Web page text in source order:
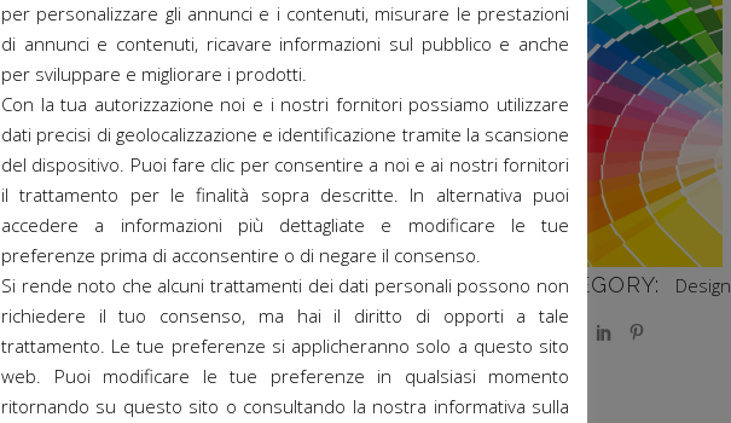
Available in all
RAL finishes on
request
CATEGORY: Design
per personalizzare gli annunci e i contenuti, misurare le prestazioni
di annunci e contenuti, ricavare informazioni sul pubblico e anche
per sviluppare e migliorare i prodotti.
Con la tua autorizzazione noi e i nostri fornitori possiamo utilizzare
dati precisi di geolocalizzazione e identificazione tramite la scansione
del dispositivo. Puoi fare clic per consentire a noi e ai nostri fornitori
il trattamento per le finalità sopra descritte. In alternativa puoi
accedere a informazioni più dettagliate e modificare le tue
preferenze prima di acconsentire o di negare il consenso.
Si rende noto che alcuni trattamenti dei dati personali possono non
richiedere il tuo consenso, ma hai il diritto di opporti a tale
trattamento. Le tue preferenze si applicheranno solo a questo sito
web. Puoi modificare le tue preferenze in qualsiasi momento
ritornando su questo sito o consultando la nostra informativa sulla